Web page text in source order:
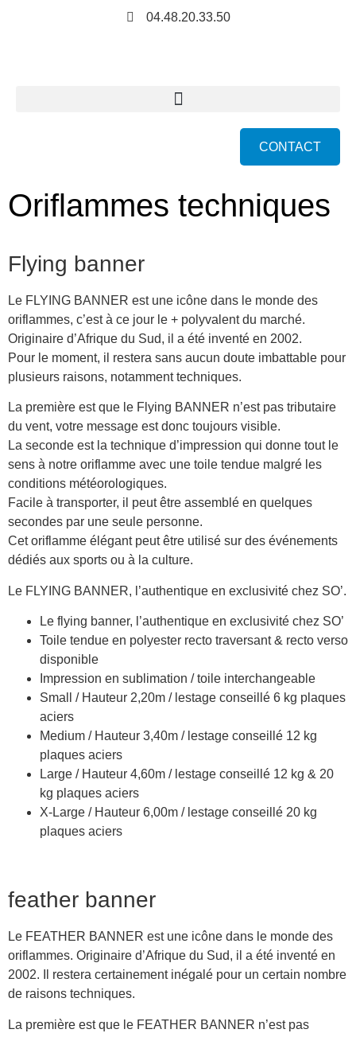
04.48.20.33.50
CONTACT
Oriflammes techniques
Flying banner
Le FLYING BANNER est une icône dans le monde des
oriflammes, c’est à ce jour le + polyvalent du marché.
Originaire d’Afrique du Sud, il a été inventé en 2002.
Pour le moment, il restera sans aucun doute imbattable pour
plusieurs raisons, notamment techniques.
La première est que le Flying BANNER n’est pas tributaire
du vent, votre message est donc toujours visible.
La seconde est la technique d’impression qui donne tout le
sens à notre oriflamme avec une toile tendue malgré les
conditions météorologiques.
Facile à transporter, il peut être assemblé en quelques
secondes par une seule personne.
Cet oriflamme élégant peut être utilisé sur des événements
dédiés aux sports ou à la culture.
Le FLYING BANNER, l’authentique en exclusivité chez SO’.
Le flying banner, l’authentique en exclusivité chez SO’
Toile tendue en polyester recto traversant & recto verso
disponible
Impression en sublimation / toile interchangeable
Small / Hauteur 2,20m / lestage conseillé 6 kg plaques
aciers
Medium / Hauteur 3,40m / lestage conseillé 12 kg
plaques aciers
Large / Hauteur 4,60m / lestage conseillé 12 kg & 20
kg plaques aciers
X-Large / Hauteur 6,00m / lestage conseillé 20 kg
plaques aciers
feather banner
Le FEATHER BANNER est une icône dans le monde des
oriflammes. Originaire d’Afrique du Sud, il a été inventé en
2002. Il restera certainement inégalé pour un certain nombre
de raisons techniques.
La première est que le FEATHER BANNER n’est pas